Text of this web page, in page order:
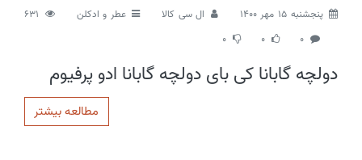
پنجشنبه 15 مهر 1400 ال سی کالا عطر و ادکلن
631
0
0
0
دولچه گابانا کی بای دولچه گابانا ادو پرفیوم
مطالعه بیشتر